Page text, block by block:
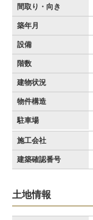
間取り・向き
築年月
設備
階数
建物状況
物件構造
駐車場
施工会社
建築確認番号
土地情報